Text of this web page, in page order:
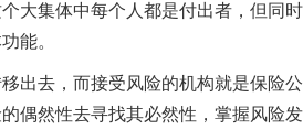
大集体中每个人都是付出者，但同
能。
去，而接受风险的机构就是保险
偶然性去寻找其必然性，掌握风险